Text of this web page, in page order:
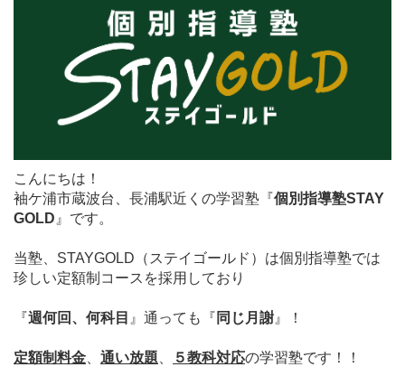
こんにちは！
袖ケ浦市蔵波台、長浦駅近くの学習塾『個別指導塾STAY
GOLD 』です。
当塾、STAYGOLD（ステイゴールド）は個別指導塾では
珍しい定額制コースを採用しており
『週何回、何科目 』通っても 『 同じ月謝 』！
定額制料金 通い放題 ５教科対応の学習塾です！！